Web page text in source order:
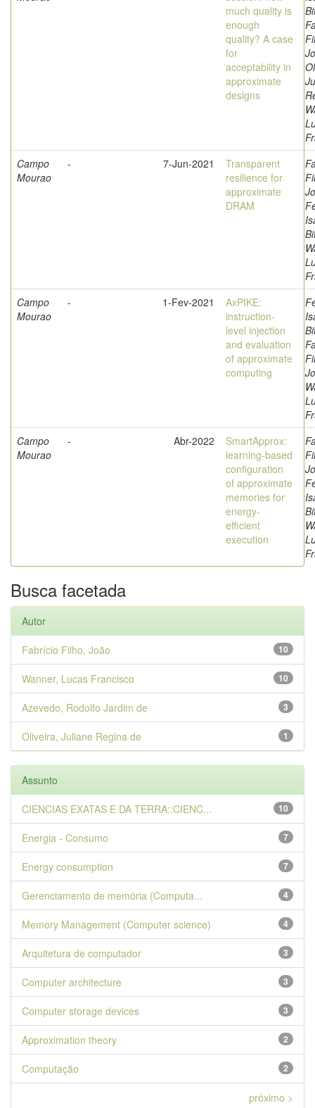
much quality is
enough
quality? A case
for
acceptability in
approximate
designs
Campo
Mourao
- 7-Jun-2021
Transparent
resilience for
approximate
DRAM
Campo
Mourao
- 1-Fev-2021
AxPIKE:
instruction-
level injection
and evaluation
of approximate
computing
Campo
Mourao
- Abr-2022
SmartApprox:
learning-based
configuration
of approximate
memories for
energy-
efficient
execution
Busca facetada
Autor
10
Fabrício Filho, João
10
Wanner, Lucas Francisco
3
Azevedo, Rodolfo Jardim de
1
Oliveira, Juliane Regina de
Assunto
10
CIENCIAS EXATAS E DA TERRA::CIENC...
7
Energia - Consumo
7
Energy consumption
4
Gerenciamento de memória (Computa...
4
Memory Management (Computer science)
3
Arquitetura de computador
3
Computer architecture
3
Computer storage devices
2
Approximation theory
2
Computação
próximo >